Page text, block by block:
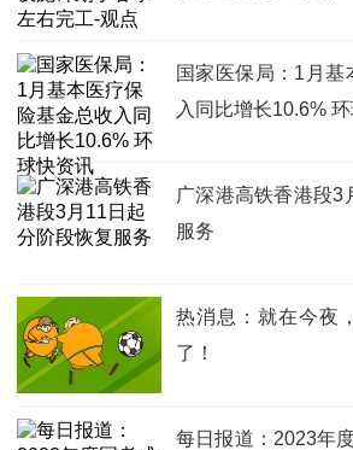
国家医保局：1月基
入同比增长10.6%
广深港高铁香港段3
服务
热消息：就在今夜
了！
每日报道：2023年